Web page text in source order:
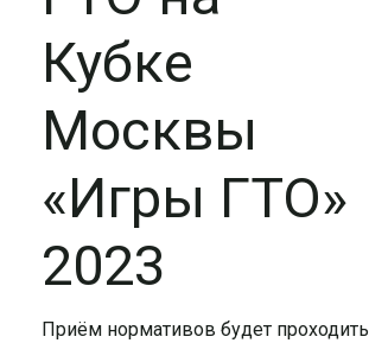
Кубке
Москвы
«Игры ГТО»
2023
Приём нормативов будет проходить